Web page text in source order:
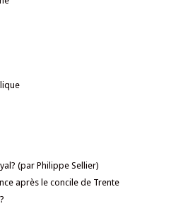
(par Philippe Sellier)
après le concile de Trente